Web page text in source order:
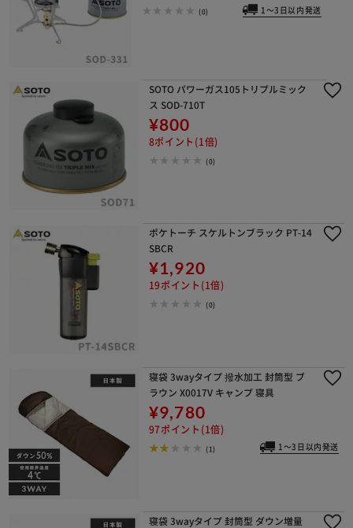
(0) 1～3日以内発送
SOTO パワーガス105トリプルミック
ス SOD-710T
¥800
8ポイント(1倍)
(0)
ポケトーチ スケルトンブラック PT-14
SBCR
¥1,920
19ポイント(1倍)
(0)
寝袋 3wayタイプ 撥水加工 封筒型 ブ
ラウン X0017V キャンプ 寝具
¥9,780
97ポイント(1倍)
(1) 1～3日以内発送
寝袋 3wayタイプ 封筒型 ダウン増量